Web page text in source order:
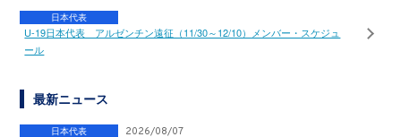
日本代表
U-19日本代表 アルゼンチン遠征（11/30～12/10）メンバー・スケジュ
ール
最新ニュース
日本代表 2026/08/07